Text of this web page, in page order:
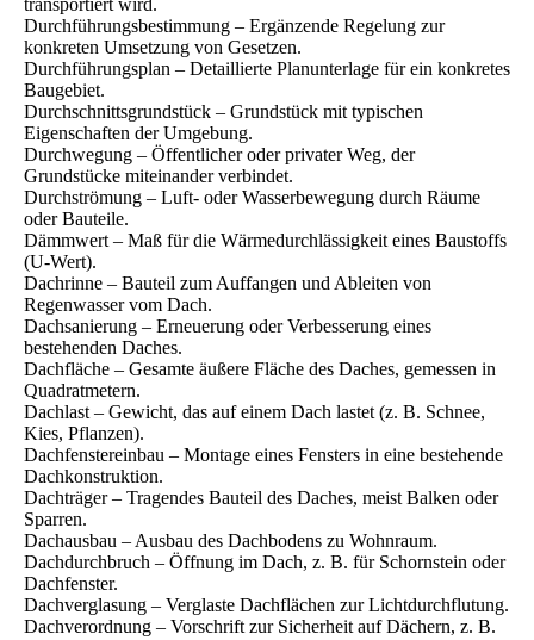
transportiert wird.
Durchführungsbestimmung – Ergänzende Regelung zur
konkreten Umsetzung von Gesetzen.
Durchführungsplan – Detaillierte Planunterlage für ein konkretes
Baugebiet.
Durchschnittsgrundstück – Grundstück mit typischen
Eigenschaften der Umgebung.
Durchwegung – Öffentlicher oder privater Weg, der
Grundstücke miteinander verbindet.
Durchströmung – Luft- oder Wasserbewegung durch Räume
oder Bauteile.
Dämmwert – Maß für die Wärmedurchlässigkeit eines Baustoffs
(U-Wert).
Dachrinne – Bauteil zum Auffangen und Ableiten von
Regenwasser vom Dach.
Dachsanierung – Erneuerung oder Verbesserung eines
bestehenden Daches.
Dachfläche – Gesamte äußere Fläche des Daches, gemessen in
Quadratmetern.
Dachlast – Gewicht, das auf einem Dach lastet (z. B. Schnee,
Kies, Pflanzen).
Dachfenstereinbau – Montage eines Fensters in eine bestehende
Dachkonstruktion.
Dachträger – Tragendes Bauteil des Daches, meist Balken oder
Sparren.
Dachausbau – Ausbau des Dachbodens zu Wohnraum.
Dachdurchbruch – Öffnung im Dach, z. B. für Schornstein oder
Dachfenster.
Dachverglasung – Verglaste Dachflächen zur Lichtdurchflutung.
Dachverordnung – Vorschrift zur Sicherheit auf Dächern, z. B.